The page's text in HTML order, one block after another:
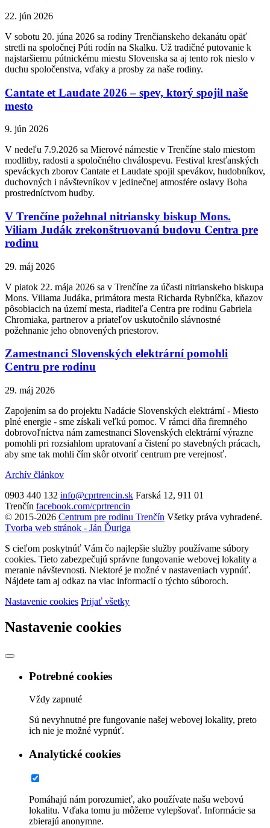
22. jún 2026
V sobotu 20. júna 2026 sa rodiny Trenčianskeho dekanátu opäť
stretli na spoločnej Púti rodín na Skalku. Už tradičné putovanie k
najstaršiemu pútnickému miestu Slovenska sa aj tento rok nieslo v
duchu spoločenstva, vďaky a prosby za naše rodiny.
Cantate et Laudate 2026 – spev, ktorý spojil naše
mesto
9. jún 2026
V nedeľu 7.9.2026 sa Mierové námestie v Trenčíne stalo miestom
modlitby, radosti a spoločného chválospevu. Festival kresťanských
speváckych zborov Cantate et Laudate spojil spevákov, hudobníkov,
duchovných i návštevníkov v jedinečnej atmosfére oslavy Boha
prostredníctvom hudby.
V Trenčíne požehnal nitriansky biskup Mons.
Viliam Judák zrekonštruovanú budovu Centra pre
rodinu
29. máj 2026
V piatok 22. mája 2026 sa v Trenčíne za účasti nitrianskeho biskupa
Mons. Viliama Judáka, primátora mesta Richarda Rybníčka, kňazov
pôsobiacich na území mesta, riaditeľa Centra pre rodinu Gabriela
Chromiaka, partnerov a priateľov uskutočnilo slávnostné
požehnanie jeho obnovených priestorov.
Zamestnanci Slovenských elektrární pomohli
Centru pre rodinu
29. máj 2026
Zapojením sa do projektu Nadácie Slovenských elektrární - Miesto
plné energie - sme získali veľkú pomoc. V rámci dňa firemného
dobrovoľníctva nám zamestnanci Slovenských elektrární výrazne
pomohli pri rozsiahlom upratovaní a čistení po stavebných prácach,
aby sme tak mohli čím skôr otvoriť centrum pre verejnosť.
Archív článkov
0903 440 132 info@cprtrencin.sk Farská 12, 911 01
Trenčín facebook.com/cprtrencin
© 2015-2026 Centrum pre rodinu Trenčín Všetky práva vyhradené.
Tvorba web stránok - Ján Ďuriga
S cieľom poskytnúť Vám čo najlepšie služby používame súbory
cookies. Tieto zabezpečujú správne fungovanie webovej lokality a
meranie návštevnosti. Niektoré je možné v nastaveniach vypnúť.
Nájdete tam aj odkaz na viac informacií o týchto súboroch.
Nastavenie cookies Prijať všetky
Nastavenie cookies
Potrebné cookies
Vždy zapnuté
Sú nevyhnutné pre fungovanie našej webovej lokality, preto
ich nie je možné vypnúť.
Analytické cookies
Pomáhajú nám porozumieť, ako používate našu webovú
lokalitu. Vďaka tomu ju môžeme vylepšovať. Informácie sa
zbierajú anonymne.